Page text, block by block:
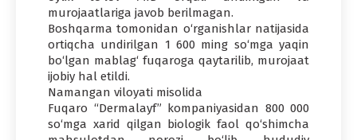
murojaatlariga javob berilmagan.
Boshqarma tomonidan o‘rganishlar natijasida
ortiqcha undirilgan 1 600 ming so‘mga yaqin
bo‘lgan mablag‘ fuqaroga qaytarilib, murojaat
ijobiy hal etildi.
Namangan viloyati misolida
Fuqaro “Dermalayf” kompaniyasidan 800 000
so‘mga xarid qilgan biologik faol qo‘shimcha